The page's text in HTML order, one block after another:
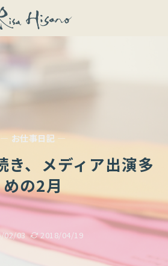
— お仕事日記 —
き、メディア出演多
めの2月
02/03 2018/04/19